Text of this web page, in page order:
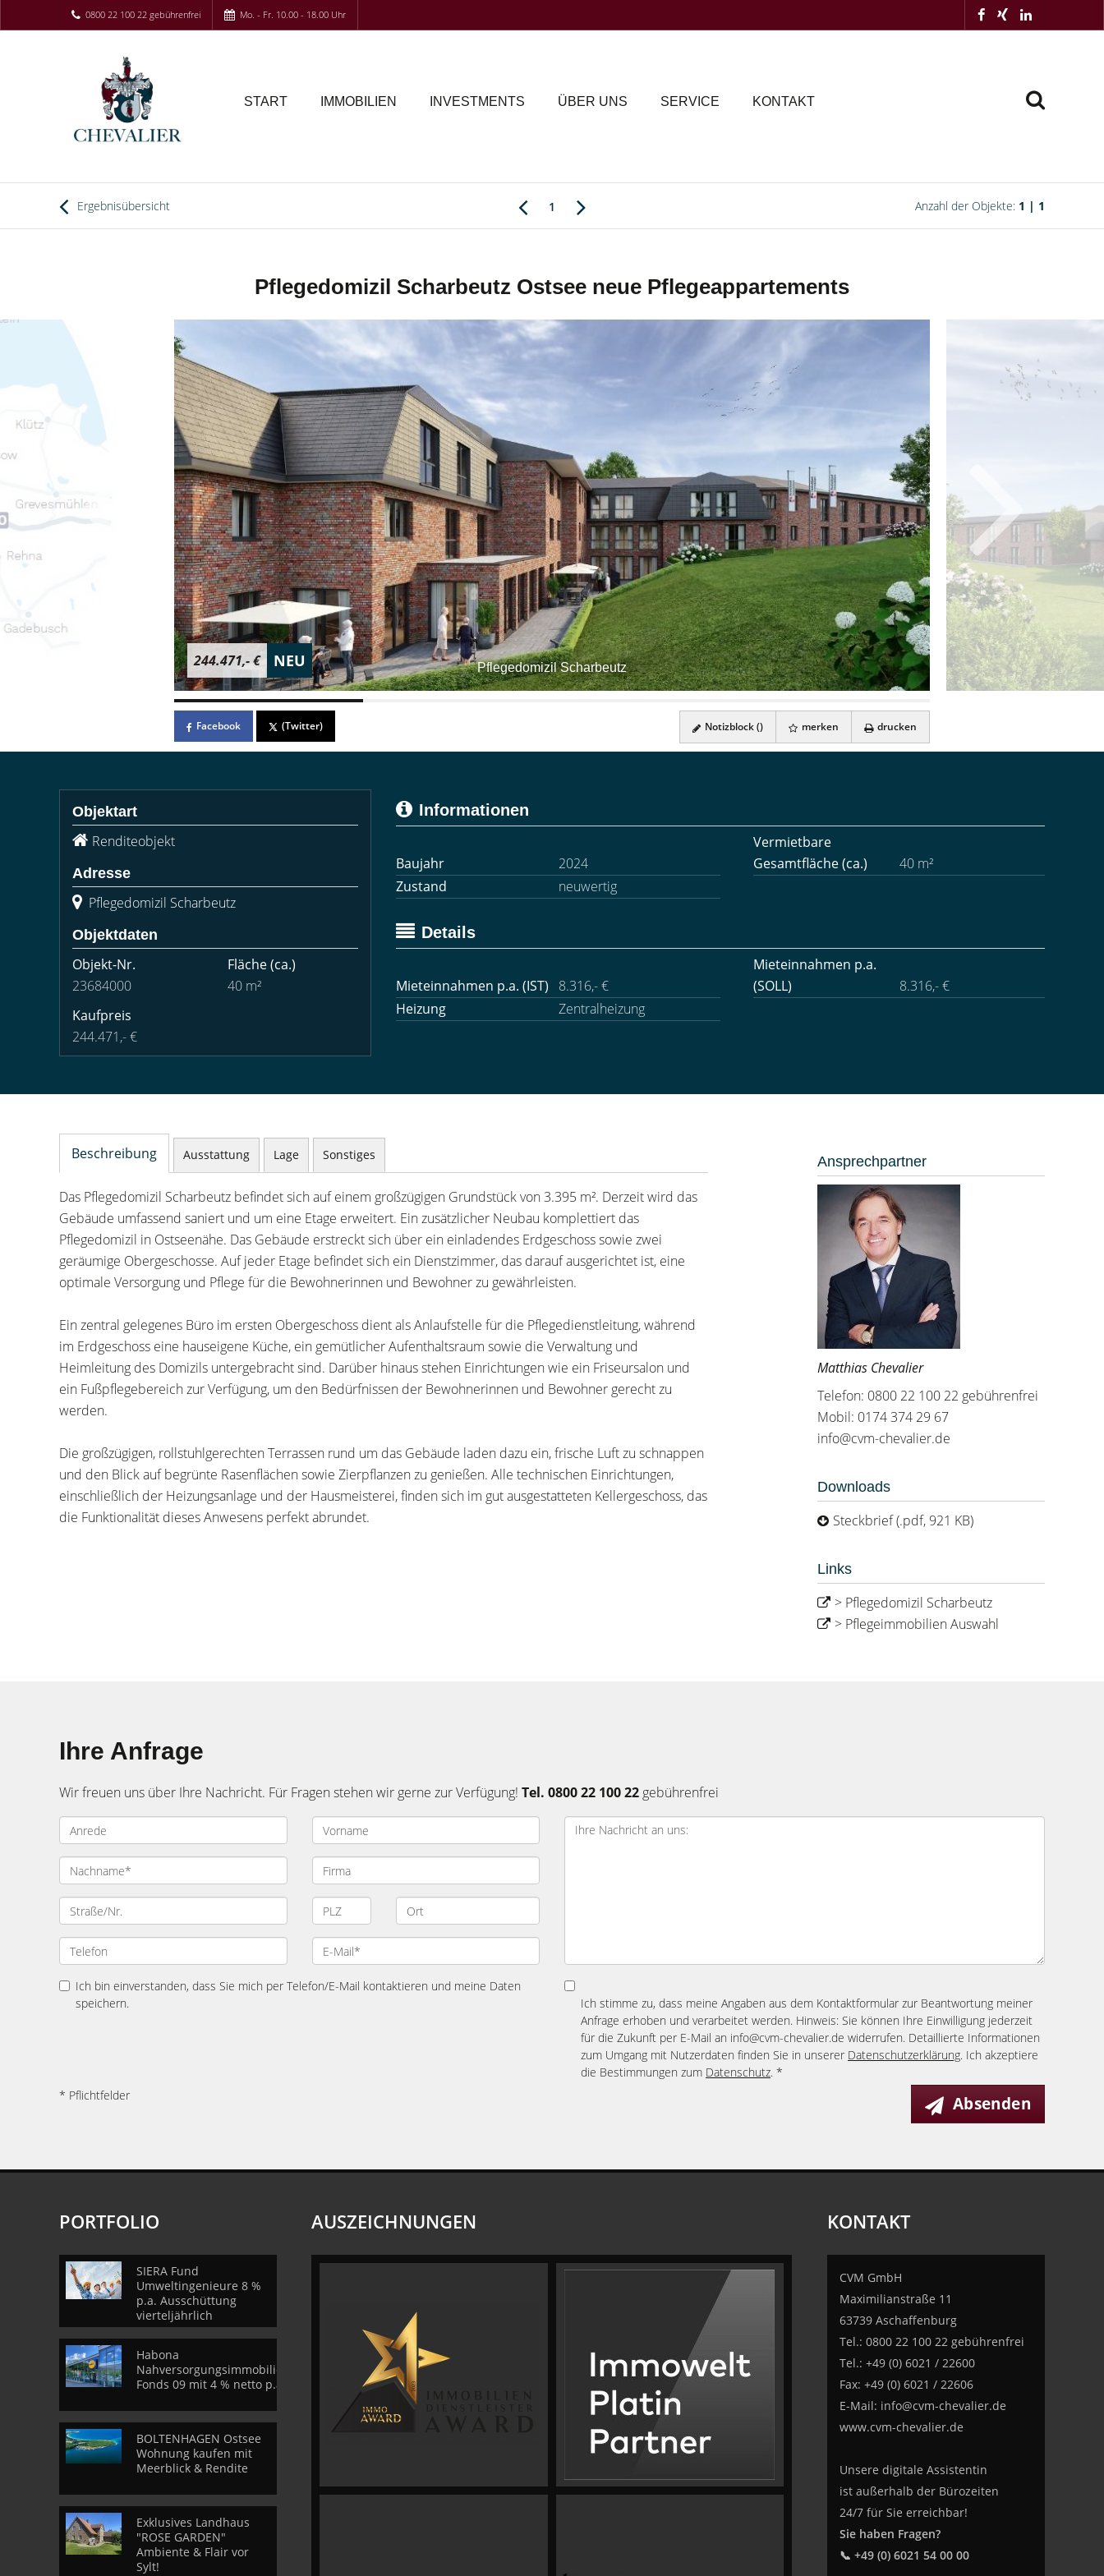
0800 22 100 22 gebührenfrei Mo. - Fr. 10.00 - 18.00 Uhr
START IMMOBILIEN INVESTMENTS ÜBER UNS SERVICE KONTAKT
Ergebnisübersicht 1 Anzahl der Objekte: 1 | 1
Pflegedomizil Scharbeutz Ostsee neue Pflegeappartements
Pflegedomizil Scharbeutz
244.471,- € NEU
Facebook (Twitter) Notizblock () merken drucken
Objektart
Renditeobjekt
Adresse
Pflegedomizil Scharbeutz
Objektdaten
Objekt-Nr.
23684000
Fläche(ca.)
40 m²
Kaufpreis
244.471,- €
Informationen
Baujahr 2024
Vermietbare
Gesamtfläche (ca.)
40 m²
Zustand
neuwertig
Details
Mieteinnahmen p.a. (IST) 8.316,- €
Mieteinnahmen p.a.
(SOLL)
8.316,- €
Heizung
Zentralheizung
Beschreibung Ausstattung Lage Sonstiges
Das Pflegedomizil Scharbeutz befindet sich auf einem großzügigen Grundstück von 3.395 m². Derzeit wird das
Gebäude umfassend saniert und um eine Etage erweitert. Ein zusätzlicher Neubau komplettiert das
Pflegedomizil in Ostseenähe. Das Gebäude erstreckt sich über ein einladendes Erdgeschoss sowie zwei
geräumige Obergeschosse. Auf jeder Etage befindet sich ein Dienstzimmer, das darauf ausgerichtet ist, eine
optimale Versorgung und Pflege für die Bewohnerinnen und Bewohner zu gewährleisten.
Ein zentral gelegenes Büro im ersten Obergeschoss dient als Anlaufstelle für die Pflegedienstleitung, während
im Erdgeschoss eine hauseigene Küche, ein gemütlicher Aufenthaltsraum sowie die Verwaltung und
Heimleitung des Domizils untergebracht sind. Darüber hinaus stehen Einrichtungen wie ein Friseursalon und
ein Fußpflegebereich zur Verfügung, um den Bedürfnissen der Bewohnerinnen und Bewohner gerecht zu
werden.
Die großzügigen, rollstuhlgerechten Terrassen rund um das Gebäude laden dazu ein, frische Luft zu schnappen
und den Blick auf begrünte Rasenflächen sowie Zierpflanzen zu genießen. Alle technischen Einrichtungen,
einschließlich der Heizungsanlage und der Hausmeisterei, finden sich im gut ausgestatteten Kellergeschoss, das
die Funktionalität dieses Anwesens perfekt abrundet.
Ansprechpartner
Matthias Chevalier
Telefon: 0800 22 100 22 gebührenfrei
Mobil: 0174 374 29 67
info@cvm-chevalier.de
Downloads
Steckbrief (.pdf, 921 KB)
Links
> Pflegedomizil Scharbeutz
> Pflegeimmobilien Auswahl
Ihre Anfrage
Wir freuen uns über Ihre Nachricht. Für Fragen stehen wir gerne zur Verfügung! Tel. 0800 22 100 22 gebührenfrei
Ich bin einverstanden, dass Sie mich per Telefon/E-Mail kontaktieren und meine Daten
speichern.
Ich stimme zu, dass meine Angaben aus dem Kontaktformular zur Beantwortung meiner
Anfrage erhoben und verarbeitet werden. Hinweis: Sie können Ihre Einwilligung jederzeit
für die Zukunft per E-Mail an info@cvm-chevalier.de widerrufen. Detaillierte Informationen
zum Umgang mit Nutzerdaten finden Sie in unserer Datenschutzerklärung. Ich akzeptiere
die Bestimmungen zum Datenschutz. *
* Pflichtfelder
Absenden
PORTFOLIO
SIERA Fund
Umweltingenieure 8 %
p.a. Ausschüttung
vierteljährlich
Habona
Nahversorgungsimmobilien
Fonds 09 mit 4 % netto p.a.
BOLTENHAGEN Ostsee
Wohnung kaufen mit
Meerblick & Rendite
Exklusives Landhaus
"ROSE GARDEN"
Ambiente & Flair vor
Sylt!
AUSZEICHNUNGEN KONTAKT
CVM GmbH
Maximilianstraße 11
63739 Aschaffenburg
Tel.: 0800 22 100 22 gebührenfrei
Tel.: +49 (0) 6021 / 22600
Fax: +49 (0) 6021 / 22606
E-Mail: info@cvm-chevalier.de
www.cvm-chevalier.de
Unsere digitale Assistentin
ist außerhalb der Bürozeiten
24/7 für Sie erreichbar!
Sie haben Fragen?
📞 +49 (0) 6021 54 00 00